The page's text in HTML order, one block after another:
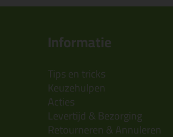
Informatie
Tips en tricks
Keuzehulpen
Acties
Levertijd & Bezorging
Retourneren & Annuleren